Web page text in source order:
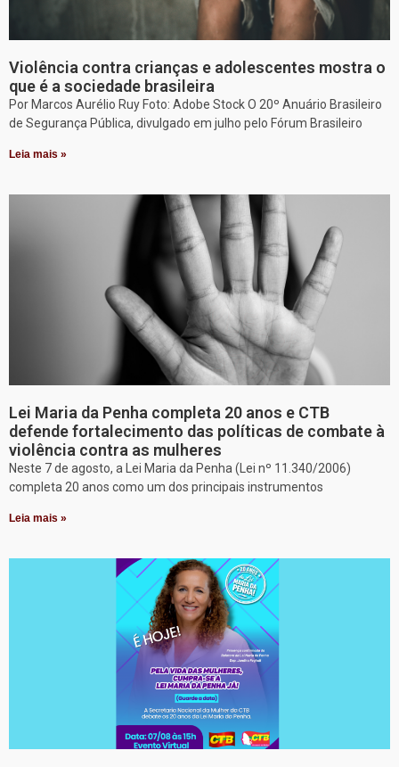
Violência contra crianças e adolescentes mostra o
que é a sociedade brasileira
Por Marcos Aurélio Ruy Foto: Adobe Stock O 20º Anuário Brasileiro
de Segurança Pública, divulgado em julho pelo Fórum Brasileiro
Leia mais »
Lei Maria da Penha completa 20 anos e CTB
defende fortalecimento das políticas de combate à
violência contra as mulheres
Neste 7 de agosto, a Lei Maria da Penha (Lei nº 11.340/2006)
completa 20 anos como um dos principais instrumentos
Leia mais »